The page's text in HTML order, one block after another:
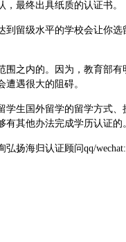
最终出具纸质的认证书。
留级水平的学校会让你
之内的。因为，教育部
遇很大的阻碍。
生国外留学的留学方式
其他办法完成学历认证的
海归认证顾问qq/